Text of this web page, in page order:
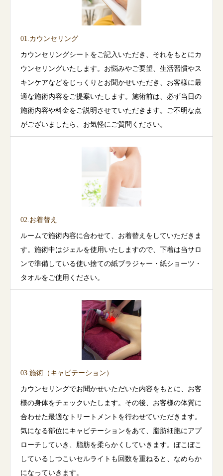
01.カウンセリング
カウンセリングシートをご記入いただき、それをもとにカ
ウンセリングいたします。お悩みやご要望、生活習慣やス
キンケアなどをじっくりとお聞かせいただき、お客様に最
適な施術内容をご提案いたします。施術前は、必ず当日の
施術内容や料金をご説明させていただきます。ご不明な点
がございましたら、お気軽にご質問ください。
02.お着替え
ルームで施術内容に合わせて、お着替えをしていただきま
す。施術中はジェルを使用いたしますので、下着は当サロ
ンで準備している使い捨ての紙ブラジャー・紙ショーツ・
タオルをご使用ください。
03.施術（キャビテーション）
カウンセリングでお聞かせいただいた内容をもとに、お客
様の身体をチェックいたします。その後、お客様の体質に
合わせた最適なトリートメントを行わせていただきます。
気になる部位にキャビテーションをあて、脂肪細胞にアプ
ローチしていき、脂肪を柔らかくしていきます。ぼこぼこ
しているしつこいセルライトも回数を重ねると、なめらか
になっていきます。